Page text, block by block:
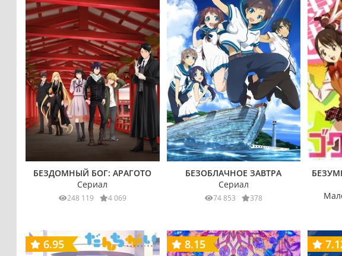
БЕЗДОМНЫЙ БОГ: АРАГОТО
Сериал
248 119 4 069
БЕЗОБЛАЧНОЕ ЗАВТРА
Сериал
74 853 378
6.95 8.15